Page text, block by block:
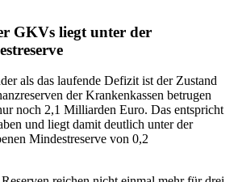
GKVs liegt unter der
als das laufende Defizit ist der Zustand
der Krankenkassen betrugen
noch 2,1 Milliarden Euro. Das entspricht
und liegt damit deutlich unter der
Mindestreserve von 0,2